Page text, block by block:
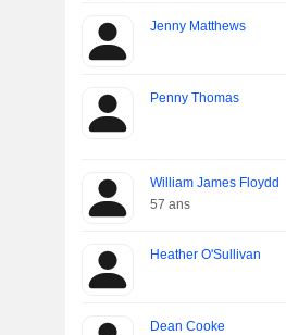
Jenny Matthews
Penny Thomas
William James Floydd
57 ans
Heather O'Sullivan
Dean Cooke